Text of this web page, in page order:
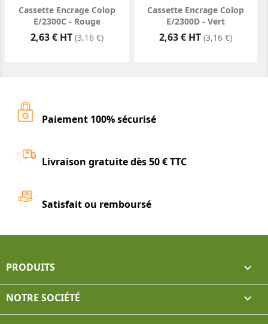
Cassette Encrage Colop
E/2300C - Rouge
Prix
2,63 € HT (3,16 €)
Cassette Encrage Colop
E/2300D - Vert
Prix
2,63 € HT (3,16 €)
Paiement 100% sécurisé
Livraison gratuite dès 50 € TTC
Satisfait ou remboursé
PRODUITS 
NOTRE SOCIÉTÉ 